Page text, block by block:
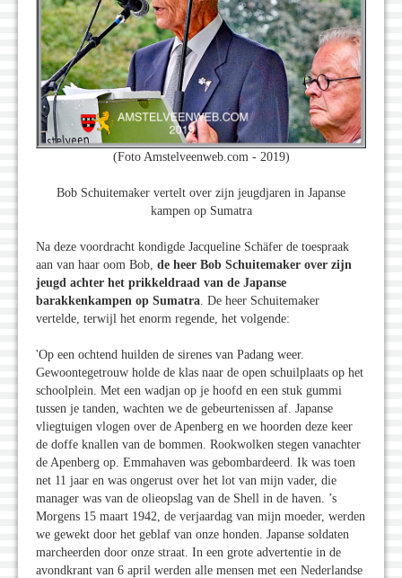
(Foto Amstelveenweb.com - 2019)
Bob Schuitemaker vertelt over zijn jeugdjaren in Japanse
kampen op Sumatra
Na deze voordracht kondigde Jacqueline Schäfer de toespraak
aan van haar oom Bob, de heer Bob Schuitemaker over zijn
jeugd achter het prikkeldraad van de Japanse
barakkenkampen op Sumatra . De heer Schuitemaker
vertelde, terwijl het enorm regende, het volgende:
'Op een ochtend huilden de sirenes van Padang weer.
Gewoontegetrouw holde de klas naar de open schuilplaats op het
schoolplein. Met een wadjan op je hoofd en een stuk gummi
tussen je tanden, wachten we de gebeurtenissen af. Japanse
vliegtuigen vlogen over de Apenberg en we hoorden deze keer
de doffe knallen van de bommen. Rookwolken stegen vanachter
de Apenberg op. Emmahaven was gebombardeerd. Ik was toen
net 11 jaar en was ongerust over het lot van mijn vader, die
manager was van de olieopslag van de Shell in de haven. ’s
Morgens 15 maart 1942, de verjaardag van mijn moeder, werden
we gewekt door het geblaf van onze honden. Japanse soldaten
marcheerden door onze straat. In een grote advertentie in de
avondkrant van 6 april werden alle mensen met een Nederlandse